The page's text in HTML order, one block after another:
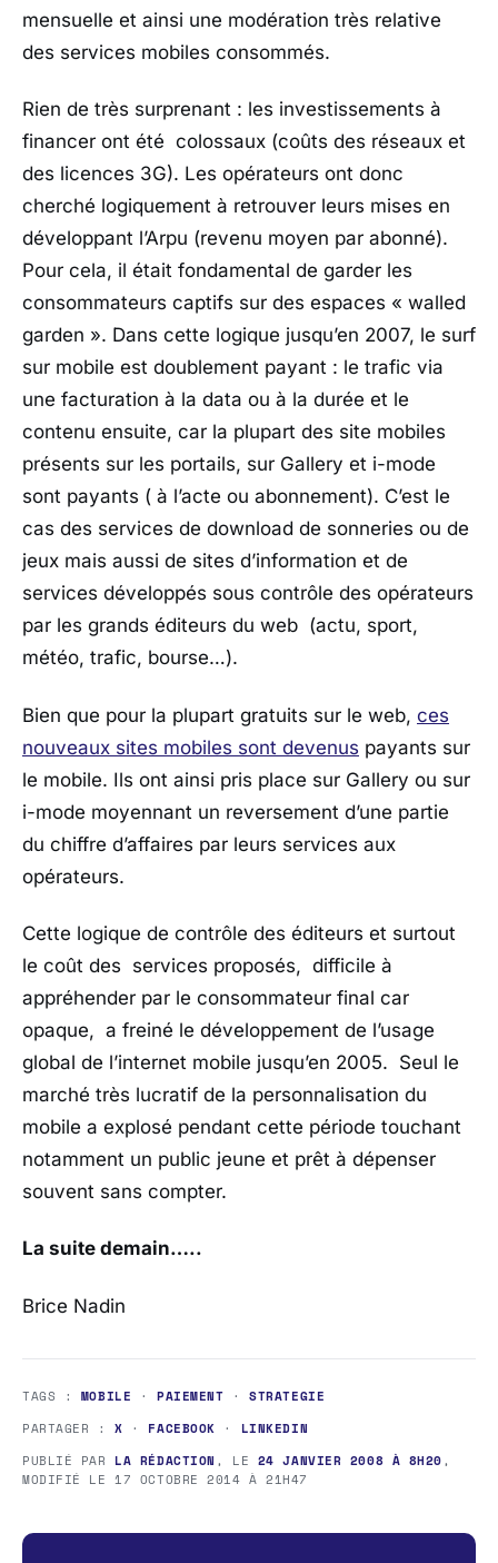
mensuelle et ainsi une modération très relative
des services mobiles consommés.
Rien de très surprenant : les investissements à
financer ont été colossaux (coûts des réseaux et
des licences 3G). Les opérateurs ont donc
cherché logiquement à retrouver leurs mises en
développant l’Arpu (revenu moyen par abonné).
Pour cela, il était fondamental de garder les
consommateurs captifs sur des espaces « walled
garden ». Dans cette logique jusqu’en 2007, le surf
sur mobile est doublement payant : le trafic via
une facturation à la data ou à la durée et le
contenu ensuite, car la plupart des site mobiles
présents sur les portails, sur Gallery et i-mode
sont payants ( à l’acte ou abonnement). C’est le
cas des services de download de sonneries ou de
jeux mais aussi de sites d’information et de
services développés sous contrôle des opérateurs
par les grands éditeurs du web (actu, sport,
météo, trafic, bourse…).
Bien que pour la plupart gratuits sur le web, ces
nouveaux sites mobiles sont devenus payants sur
le mobile. Ils ont ainsi pris place sur Gallery ou sur
i-mode moyennant un reversement d’une partie
du chiffre d’affaires par leurs services aux
opérateurs.
Cette logique de contrôle des éditeurs et surtout
le coût des services proposés, difficile à
appréhender par le consommateur final car
opaque, a freiné le développement de l’usage
global de l’internet mobile jusqu’en 2005. Seul le
marché très lucratif de la personnalisation du
mobile a explosé pendant cette période touchant
notamment un public jeune et prêt à dépenser
souvent sans compter.
La suite demain…..
Brice Nadin
TAGS : MOBILE · PAIEMENT ·STRATEGIE
PARTAGER :X · FACEBOOK · LINKEDIN
PUBLIÉ PAR LA RÉDACTION , LE 24 JANVIER 2008 À 8H20,
MODIFIÉ LE17 OCTOBRE 2014 À 21H47